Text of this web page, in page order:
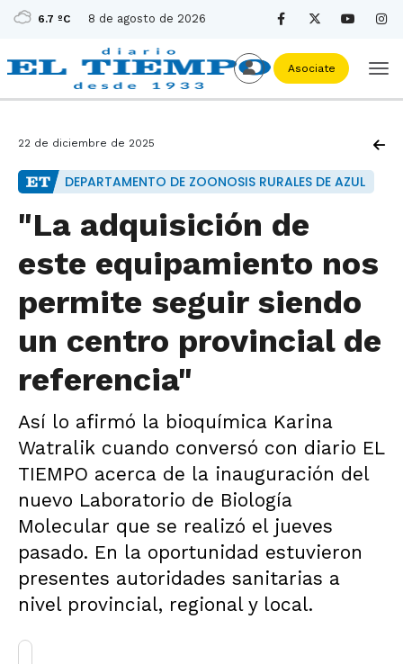
6.7 ºC 8 de agosto de 2026
Asociate
22 de diciembre de 2025
DEPARTAMENTO DE ZOONOSIS RURALES DE AZUL
"La adquisición de
este equipamiento nos
permite seguir siendo
un centro provincial de
referencia"
Así lo afirmó la bioquímica Karina
Watralik cuando conversó con diario EL
TIEMPO acerca de la inauguración del
nuevo Laboratorio de Biología
Molecular que se realizó el jueves
pasado. En la oportunidad estuvieron
presentes autoridades sanitarias a
nivel provincial, regional y local.